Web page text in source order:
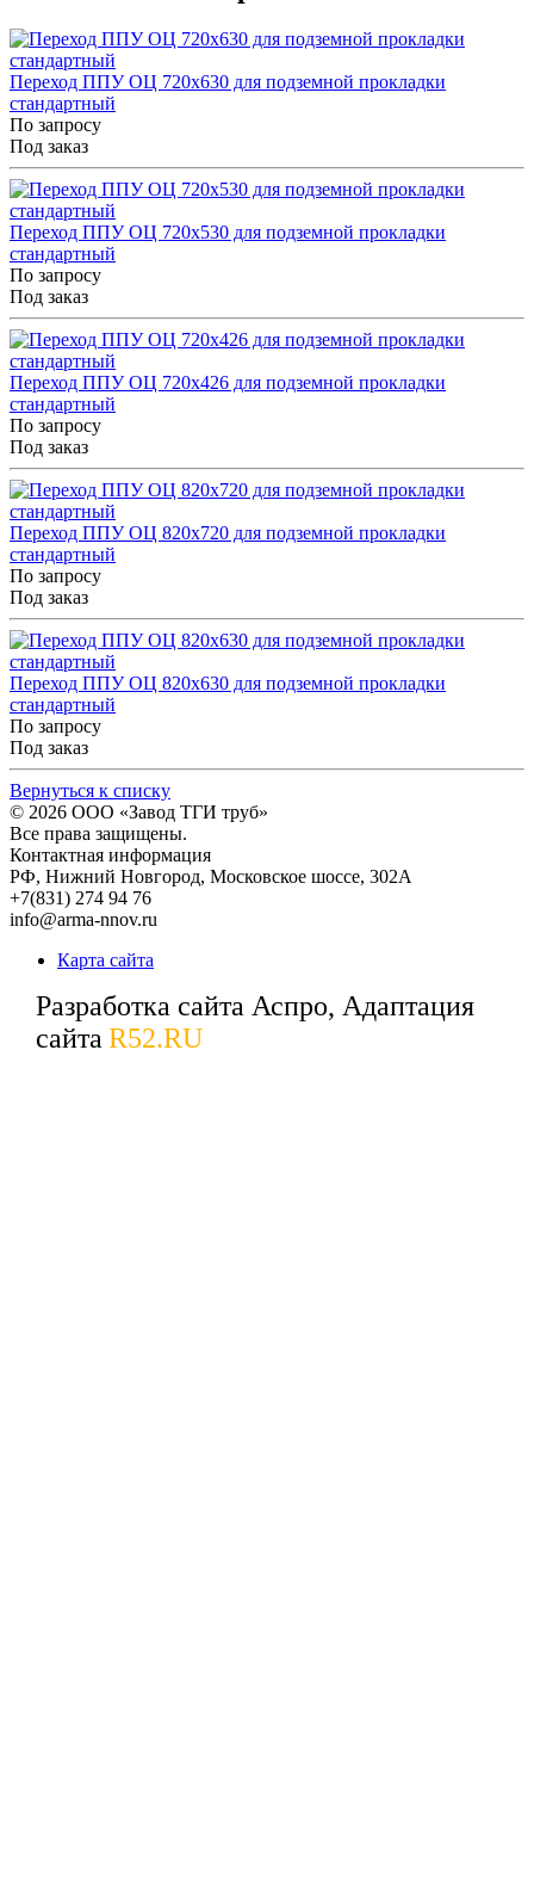
Переход ППУ ОЦ 720x630 для подземной прокладки
стандартный
По запросу
Под заказ
Переход ППУ ОЦ 720x530 для подземной прокладки
стандартный
По запросу
Под заказ
Переход ППУ ОЦ 720x426 для подземной прокладки
стандартный
По запросу
Под заказ
Переход ППУ ОЦ 820x720 для подземной прокладки
стандартный
По запросу
Под заказ
Переход ППУ ОЦ 820x630 для подземной прокладки
стандартный
По запросу
Под заказ
Вернуться к списку
© 2026 ООО «Завод ТГИ труб»
Все права защищены.
Контактная информация
РФ, Нижний Новгород, Московское шоссе, 302А
+7(831) 274 94 76
info@arma-nnov.ru
Карта сайта
Разработка сайта Аспро, Адаптация
сайта R52.RU